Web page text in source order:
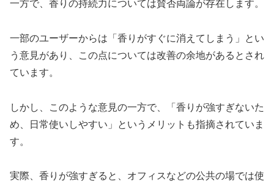
一方で、香りの持続力については賛否両論が存在します。
一部のユーザーからは「香りがすぐに消えてしまう」とい
う意見があり、この点については改善の余地があるとされ
ています。
しかし、このような意見の一方で、「香りが強すぎないた
め、日常使いしやすい」というメリットも指摘されていま
す。
実際、香りが強すぎると、オフィスなどの公共の場では使